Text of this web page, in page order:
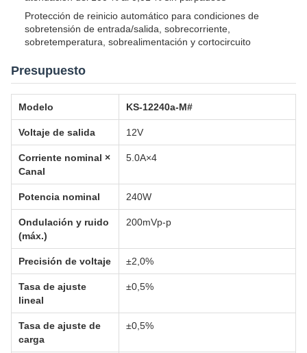
Protección de reinicio automático para condiciones de
sobretensión de entrada/salida, sobrecorriente,
sobretemperatura, sobrealimentación y cortocircuito
Presupuesto
Modelo KS-12240a-M#
Voltaje de salida 12V
Corriente nominal ×
Canal
5.0A×4
Potencia nominal 240W
Ondulación y ruido
(máx.)
200mVp-p
Precisión de voltaje ±2,0%
Tasa de ajuste
lineal
±0,5%
Tasa de ajuste de
carga
±0,5%